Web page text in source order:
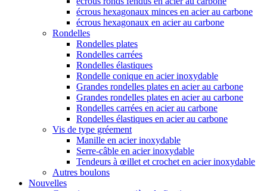
écrous hexagonaux minces en acier au carbone
écrous hexagonaux en acier au carbone
Rondelles
Rondelles plates
Rondelles carrées
Rondelles élastiques
Rondelle conique en acier inoxydable
Grandes rondelles plates en acier au carbone
Grandes rondelles plates en acier au carbone
Rondelles carrées en acier au carbone
Rondelles élastiques en acier au carbone
Vis de type gréement
Manille en acier inoxydable
Serre-câble en acier inoxydable
Tendeurs à œillet et crochet en acier inoxydable
Autres boulons
Nouvelles